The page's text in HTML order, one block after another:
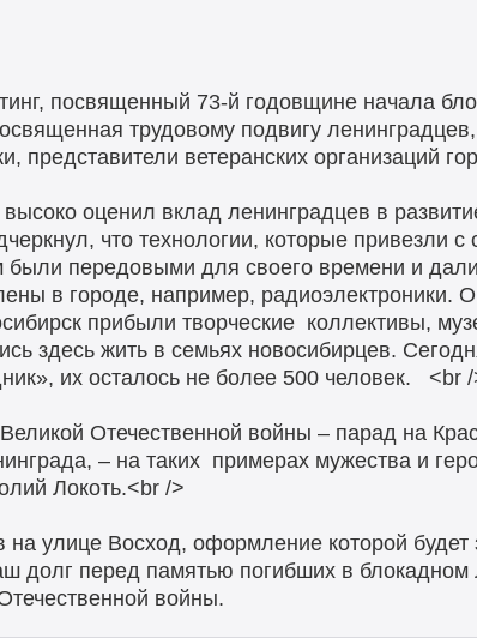
посвященный 73-й годовщине начала
трудовому подвигу
представители ветеранских организаций
оценил вклад ленинградцев в
что технологии, которые привезли с
передовыми для своего времени и дали
в городе, например, радиоэлектроники.
прибыли творческие коллективы,
здесь жить в семьях новосибирцев.
их осталось не более 500 человек. <br /
Отечественной войны – парад на
– на таких примерах мужества и
Локоть.<br />
улице Восход, оформление которой будет
перед памятью погибших в блокадном
войны.